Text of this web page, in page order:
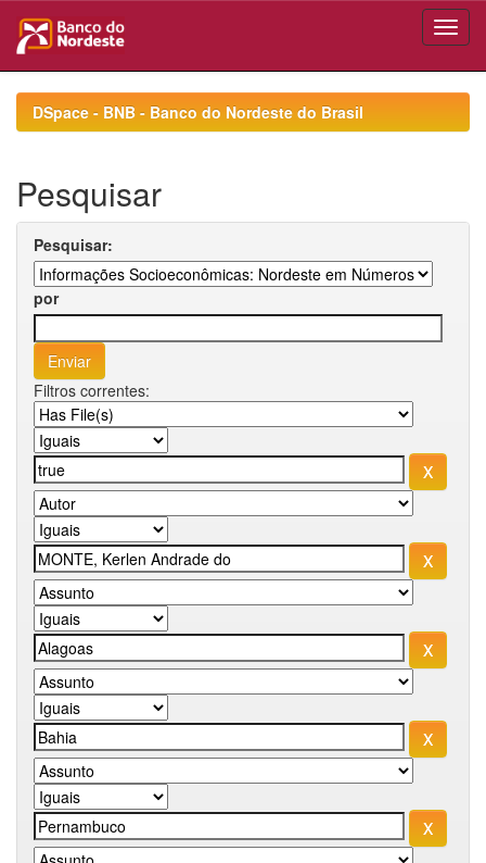
navigationDSpace - BNB - Banco do Nordeste do Brasil
Pesquisar
Pesquisar:
por
Filtros correntes: